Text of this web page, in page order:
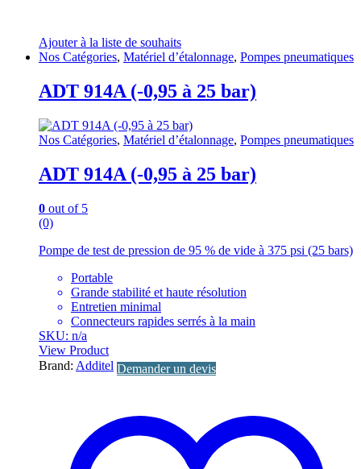
Ajouter à la liste de souhaits
Nos Catégories, Matériel d’étalonnage, Pompes pneumatiques
ADT 914A (-0,95 à 25 bar)
Nos Catégories, Matériel d’étalonnage, Pompes pneumatiques
ADT 914A (-0,95 à 25 bar)
0 out of 5
(0)
Pompe de test de pression de 95 % de vide à 375 psi (25 bars)
Portable
Grande stabilité et haute résolution
Entretien minimal
Connecteurs rapides serrés à la main
SKU: n/a
View Product
Brand: Additel Demander un devis